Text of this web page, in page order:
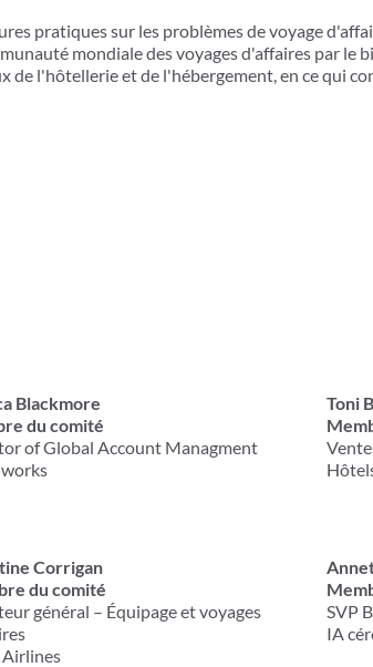
pratiques sur les problèmes de voyage
mondiale des voyages d'affaires par le
l'hôtellerie et de l'hébergement, en ce qui
Blackmore
du comité
of Global Account Managment
Toni
Corrigan
du comité
général – Équipage et voyages
SVP
IA